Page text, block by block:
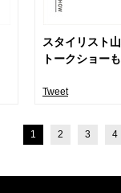
スタイリスト
トークショー
Tweet
1 2 3 4